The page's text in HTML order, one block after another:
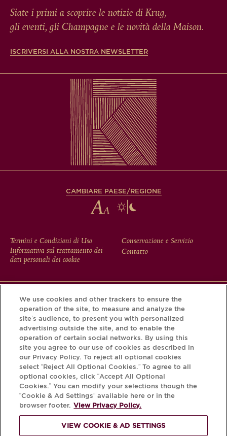
Siate i primi a scoprire le notizie di Krug,
gli eventi, gli Champagne e le novità della Maison.
ISCRIVERSI ALLA NOSTRA NEWSLETTER
CAMBIARE PAESE/REGIONE
FOOTER
MENU
Termini e Condizioni di Uso
Informativa sul trattamento dei
dati personali dei cookie
Conservazione e Servizio
Contatto
Scarichi l'app Krug e scopra la storia che si nasconde dietro
la sua bottiglia tramite il Krug iD.
PER FAVORE, BEVA
We use cookies and other trackers to ensure the
operation of the site, to measure and analyze the
site’s audience, to present you with personalized
advertising outside the site, and to enable the
operation of certain social networks. By using this
site you agree to our use of cookies as described in
our Privacy Policy. To reject all optional cookies
select “Reject All Optional Cookies.” To agree to all
optional cookies, click “Accept All Optional
Cookies.” You can modify your selections though the
“Cookie & Ad Settings” available here or in the
browser footer. View Privacy Policy.
VIEW COOKIE & AD SETTINGS